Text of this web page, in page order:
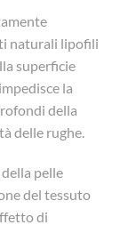
naturali lipofili
superficie
la
della
delle rughe.
pelle
del tessuto
di